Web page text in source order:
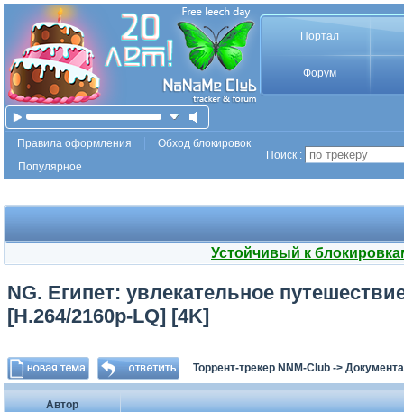
Портал
Форум
Правила оформления
Обход блокировок
Популярное
Поиск :
Устойчивый к
NG. Египет: увлекательное
[H.264/2160p-LQ] [4K]
Торрент-трекер NNM-Club ->
Автор